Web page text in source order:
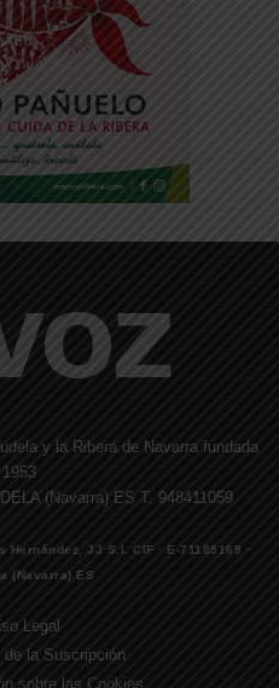
y la Ribera de Navarra fundada
(Navarra) ES T. 948411059
JJ S.I. CIF · E-71185169 ·
(Navarra) ES
Legal
de la Suscripción
sobre las Cookies